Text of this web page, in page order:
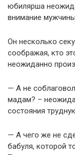
юбилярша
внимание мужчины.
Он несколько
соображая, кто
неожиданно
— А не
мадам? –
состояния
— А чего же не
бабуля, которой